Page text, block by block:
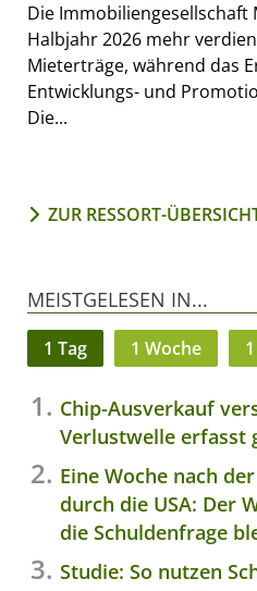
Die
Halbjahr 2026 mehr
Mieterträge, während das
Entwicklungs- und
Die...
ZUR RESSORT-
MEISTGELESEN IN...
1 Tag 1 Woche
Chip-Ausverkauf
Verlustwelle erfasst
Eine Woche nach
durch die USA: Der
die Schuldenfrage
Studie: So nutzen